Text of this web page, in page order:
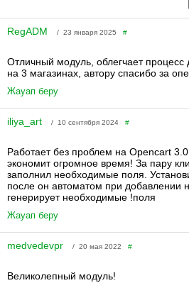
RegADM / 23 января 2025 #
Отличный модуль, облегчает процесс
на 3 магазинах, автору спасибо за
Жауап беру
iliya_art / 10 сентября 2024 #
Работает без проблем на Opencart
экономит огромное время! За пару
заполнил необходимые поля.
после он автоматом при добавлении
генерирует необходимые !поля
Жауап беру
medvedevpr / 20 мая 2022 #
Великолепный модуль!